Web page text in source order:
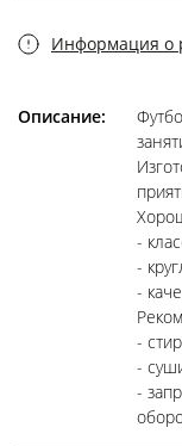
Информация о
Описание:
-
-
-
-
-
-